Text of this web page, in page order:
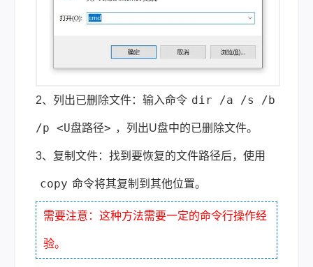
2、列出已删除文件：输入命令 dir /a /s /b
/p <U盘路径> ，列出U盘中的已删除文件。
3、复制文件：找到要恢复的文件路径后，使用
copy 命令将其复制到其他位置。
需要注意：这种方法需要一定的命令行操作经
验。